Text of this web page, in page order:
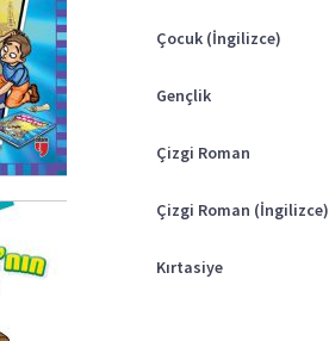
Çocuk (İngilizce)
Gençlik
Çizgi Roman
Çizgi Roman (İngilizce)
Kırtasiye